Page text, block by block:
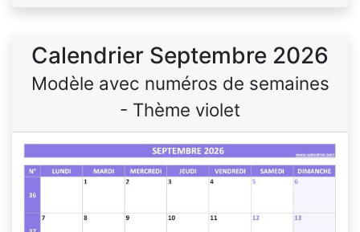
Calendrier Septembre 2026
Modèle avec numéros de semaines
- Thème violet